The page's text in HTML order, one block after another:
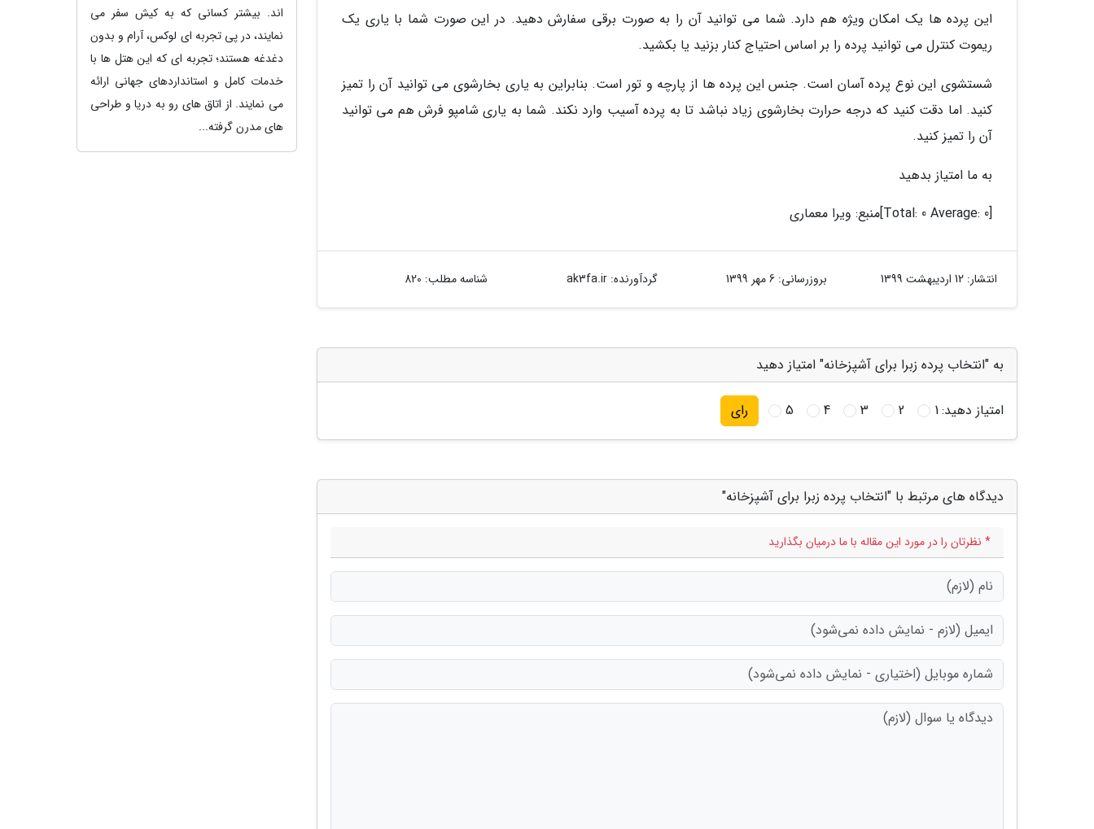
این پرده ها یک امکان ویژه هم دارد. شما می توانید آن را به صورت برقی سفارش دهید. در این صورت شما با یاری یک
ریموت کنترل می توانید پرده را بر اساس احتیاج کنار بزنید یا بکشید.
شستشوی این نوع پرده آسان است. جنس این پرده ها از پارچه و تور است. بنابراین به یاری بخارشوی می توانید آن را تمیز
کنید. اما دقت کنید که درجه حرارت بخارشوی زیاد نباشد تا به پرده آسیب وارد نکند. شما به یاری شامپو فرش هم می توانید
آن را تمیز کنید.
به ما امتیاز بدهید
[Total: 0 Average: 0]
منبع: ویرا معماری
انتشار: 12 اردیبهشت 1399 بروزرسانی: 6 مهر 1399 گردآورنده:ak3fa.ir شناسه مطلب: 820
به "انتخاب پرده زبرا برای آشپزخانه" امتیاز دهید
امتیاز دهید:1
2
3
4
5 رای
دیدگاه های مرتبط با "انتخاب پرده زبرا برای آشپزخانه"
* نظرتان را در مورد این مقاله با ما درمیان بگذارید
اند. بیشتر کسانی که به کیش سفر می
نمایند، در پی تجربه ای لوکس، آرام و بدون
دغدغه هستند؛ تجربه ای که این هتل ها با
خدمات کامل و استانداردهای جهانی ارائه
می نمایند. از اتاق های رو به دریا و طراحی
های مدرن گرفته...